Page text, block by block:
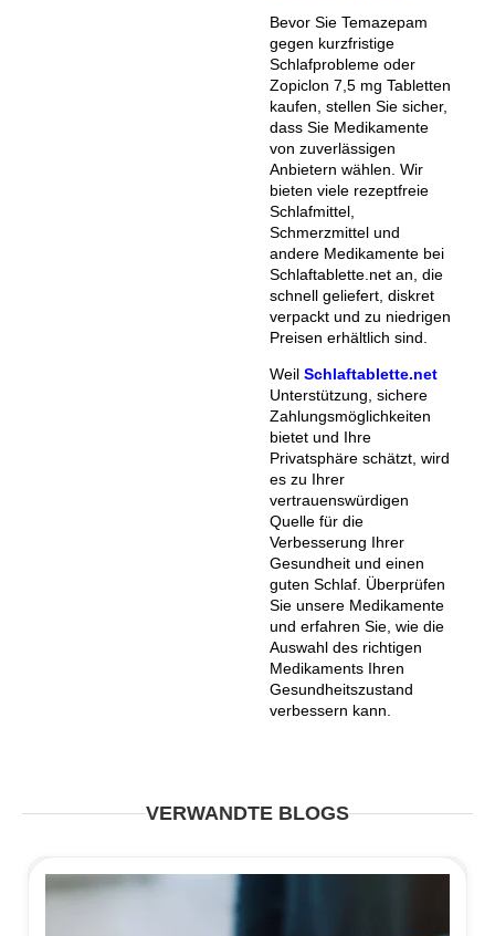
Bevor Sie Temazepam
gegen kurzfristige
Schlafprobleme oder
Zopiclon 7,5 mg Tabletten
kaufen, stellen Sie sicher,
dass Sie Medikamente
von zuverlässigen
Anbietern wählen. Wir
bieten viele rezeptfreie
Schlafmittel,
Schmerzmittel und
andere Medikamente bei
Schlaftablette.net an, die
schnell geliefert, diskret
verpackt und zu niedrigen
Preisen erhältlich sind.
Weil Schlaftablette.net
Unterstützung, sichere
Zahlungsmöglichkeiten
bietet und Ihre
Privatsphäre schätzt, wird
es zu Ihrer
vertrauenswürdigen
Quelle für die
Verbesserung Ihrer
Gesundheit und einen
guten Schlaf. Überprüfen
Sie unsere Medikamente
und erfahren Sie, wie die
Auswahl des richtigen
Medikaments Ihren
Gesundheitszustand
verbessern kann.
VERWANDTE BLOGS